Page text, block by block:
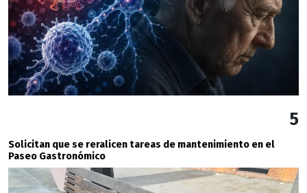
5
Solicitan que se reralicen tareas de mantenimiento en el
Paseo Gastronómico